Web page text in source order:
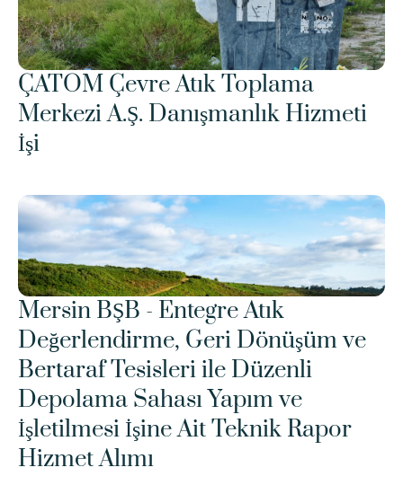
ÇATOM Çevre Atık Toplama
Merkezi A.Ş. Danışmanlık Hizmeti
İşi
Mersin BŞB - Entegre Atık
Değerlendirme, Geri Dönüşüm ve
Bertaraf Tesisleri ile Düzenli
Depolama Sahası Yapım ve
İşletilmesi İşine Ait Teknik Rapor
Hizmet Alımı